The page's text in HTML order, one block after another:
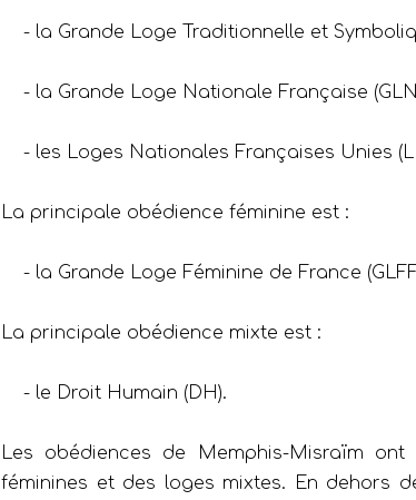
- la Grande Loge Traditionnelle et
- la Grande Loge Nationale Française
- les Loges Nationales Françaises Unies
La principale obédience féminine est :
- la Grande Loge Féminine de France
La principale obédience mixte est :
- le Droit Humain (DH).
Les obédiences de Memphis-Misraïm
féminines et des loges mixtes. En dehors